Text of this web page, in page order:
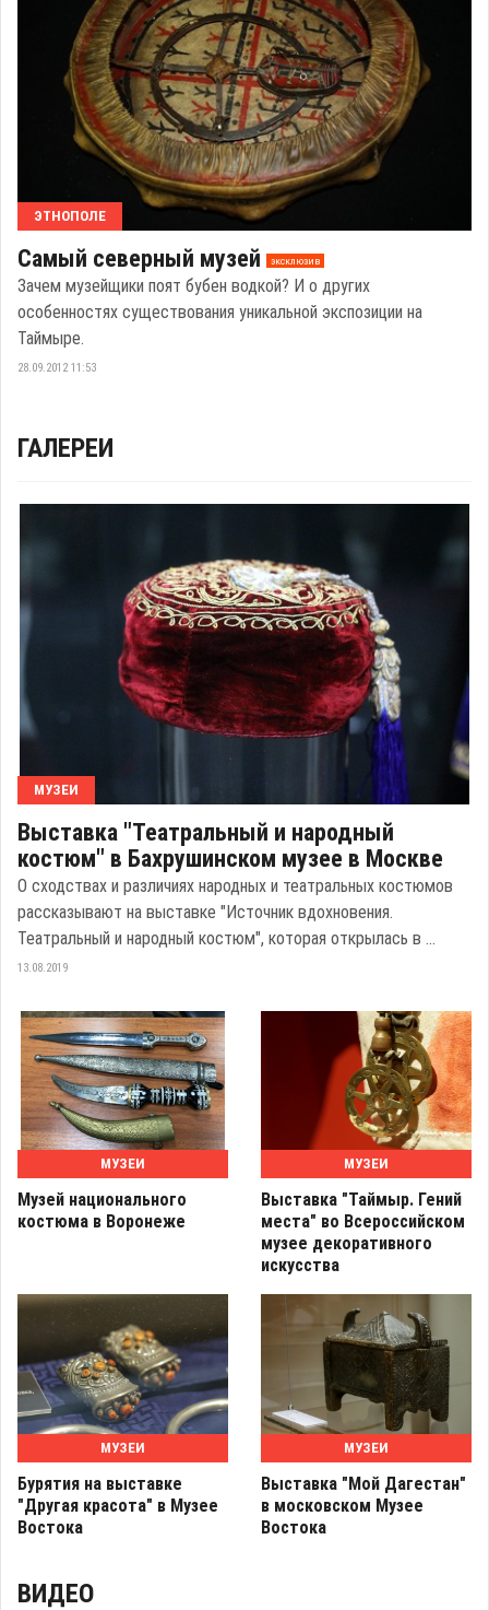
ЭТНОПОЛЕ
Самый северный музей эксклюзив
Зачем музейщики поят бубен водкой? И о других
особенностях существования уникальной экспозиции на
Таймыре.
28.09.2012 11:53
ГАЛЕРЕИ
МУЗЕИ
Выставка "Театральный и народный
костюм" в Бахрушинском музее в Москве
О сходствах и различиях народных и театральных костюмов
рассказывают на выставке "Источник вдохновения.
Театральный и народный костюм", которая открылась в ...
13.08.2019
МУЗЕИ
Музей национального
костюма в Воронеже
МУЗЕИ
Выставка "Таймыр. Гений
места" во Всероссийском
музее декоративного
искусства
МУЗЕИ
Бурятия на выставке
"Другая красота" в Музее
Востока
МУЗЕИ
Выставка "Мой Дагестан"
в московском Музее
Востока
ВИДЕО